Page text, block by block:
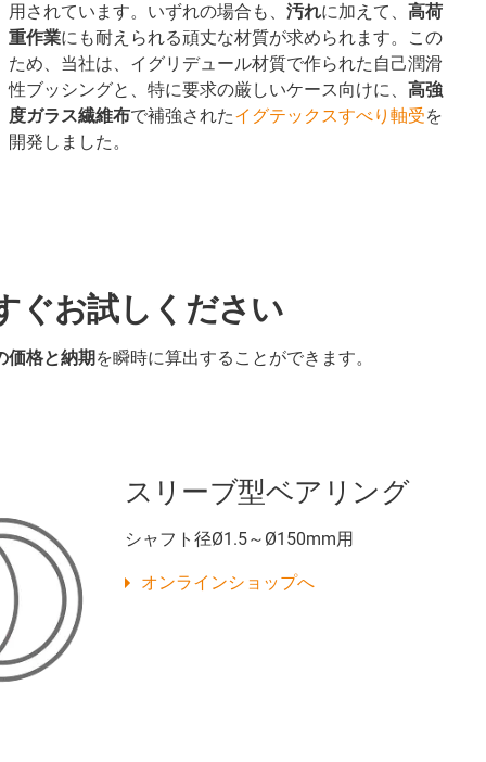
用されています。いずれの場合も、 汚れに加えて、 高荷
重作業にも耐えられる頑丈な材質が求められます。この
ため、当社は、イグリデュール材質で作られた自己潤滑
性ブッシングと、特に要求の厳しいケース向けに、 高強
度ガラス繊維布で補強されたイグテックスすべり軸受を
開発しました。
ぐお試しください
価格と納期 を瞬時に算出することができます。
スリーブ型ベアリング
シャフト径Ø1.5～Ø150mm用
オンラインショップへ